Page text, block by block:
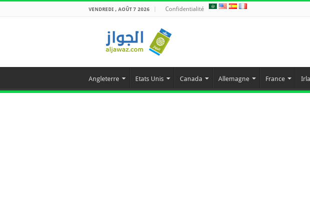
VENDREDI , AOÛT 7 2026 Confidentialité
Angleterre Etats Unis Canada Allemagne France